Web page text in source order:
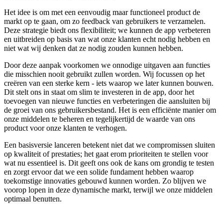
Het idee is om met een eenvoudig maar functioneel product de
markt op te gaan, om zo feedback van gebruikers te verzamelen.
Deze strategie biedt ons flexibiliteit; we kunnen de app verbeteren
en uitbreiden op basis van wat onze klanten echt nodig hebben en
niet wat wij denken dat ze nodig zouden kunnen hebben.
Door deze aanpak voorkomen we onnodige uitgaven aan functies
die misschien nooit gebruikt zullen worden. Wij focussen op het
creëren van een sterke kern - iets waarop we later kunnen bouwen.
Dit stelt ons in staat om slim te investeren in de app, door het
toevoegen van nieuwe functies en verbeteringen die aansluiten bij
de groei van ons gebruikersbestand. Het is een efficiënte manier om
onze middelen te beheren en tegelijkertijd de waarde van ons
product voor onze klanten te verhogen.
Een basisversie lanceren betekent niet dat we compromissen sluiten
op kwaliteit of prestaties; het gaat erom prioriteiten te stellen voor
wat nu essentieel is. Dit geeft ons ook de kans om grondig te testen
en zorgt ervoor dat we een solide fundament hebben waarop
toekomstige innovaties gebouwd kunnen worden. Zo blijven we
voorop lopen in deze dynamische markt, terwijl we onze middelen
optimaal benutten.